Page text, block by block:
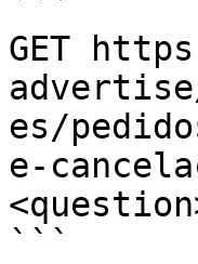
```
GET
es/
e-
```